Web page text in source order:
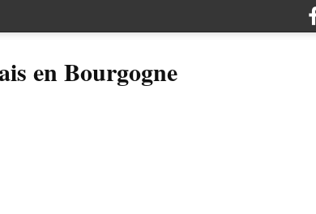
en Bourgogne